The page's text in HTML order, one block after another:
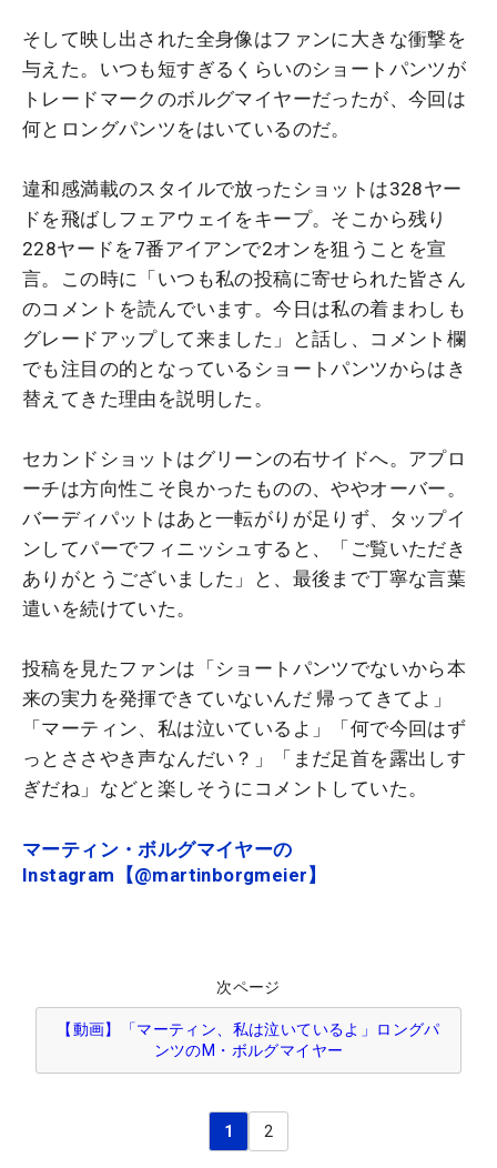
そして映し出された全身像はファンに大きな衝撃を
与えた。いつも短すぎるくらいのショートパンツが
トレードマークのボルグマイヤーだったが、今回は
何とロングパンツをはいているのだ。
違和感満載のスタイルで放ったショットは328ヤー
ドを飛ばしフェアウェイをキープ。そこから残り
228ヤードを7番アイアンで2オンを狙うことを宣
言。この時に「いつも私の投稿に寄せられた皆さん
のコメントを読んでいます。今日は私の着まわしも
グレードアップして来ました」と話し、コメント欄
でも注目の的となっているショートパンツからはき
替えてきた理由を説明した。
セカンドショットはグリーンの右サイドへ。アプロ
ーチは方向性こそ良かったものの、ややオーバー。
バーディパットはあと一転がりが足りず、タップイ
ンしてパーでフィニッシュすると、「ご覧いただき
ありがとうございました」と、最後まで丁寧な言葉
遣いを続けていた。
投稿を見たファンは「ショートパンツでないから本
来の実力を発揮できていないんだ 帰ってきてよ」
「マーティン、私は泣いているよ」「何で今回はず
っとささやき声なんだい？」「まだ足首を露出しす
ぎだね」などと楽しそうにコメントしていた。
マーティン・ボルグマイヤーの
Instagram【@martinborgmeier】
次ページ
【動画】「マーティン、私は泣いているよ」ロングパ
ンツのM・ボルグマイヤー
1 2